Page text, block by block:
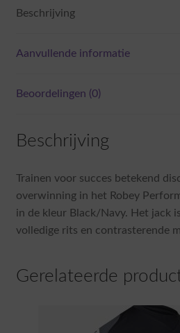
Beschrijving
Aanvullende informatie
Beoordelingen (0)
Beschrijving
Trainen voor succes betekend
overwinning in het Robey
in de kleur Black/Navy. Het jack
volledige rits en contrasterende
Gerelateerde